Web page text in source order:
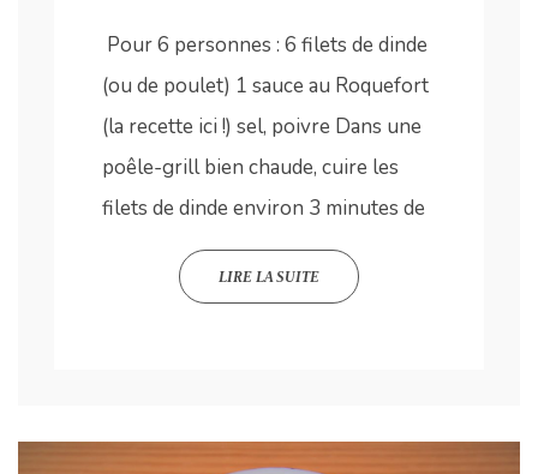
Pour 6 personnes : 6 filets de dinde
(ou de poulet) 1 sauce au Roquefort
(la recette ici !) sel, poivre Dans une
poêle-grill bien chaude, cuire les
filets de dinde environ 3 minutes de
LIRE LA SUITE